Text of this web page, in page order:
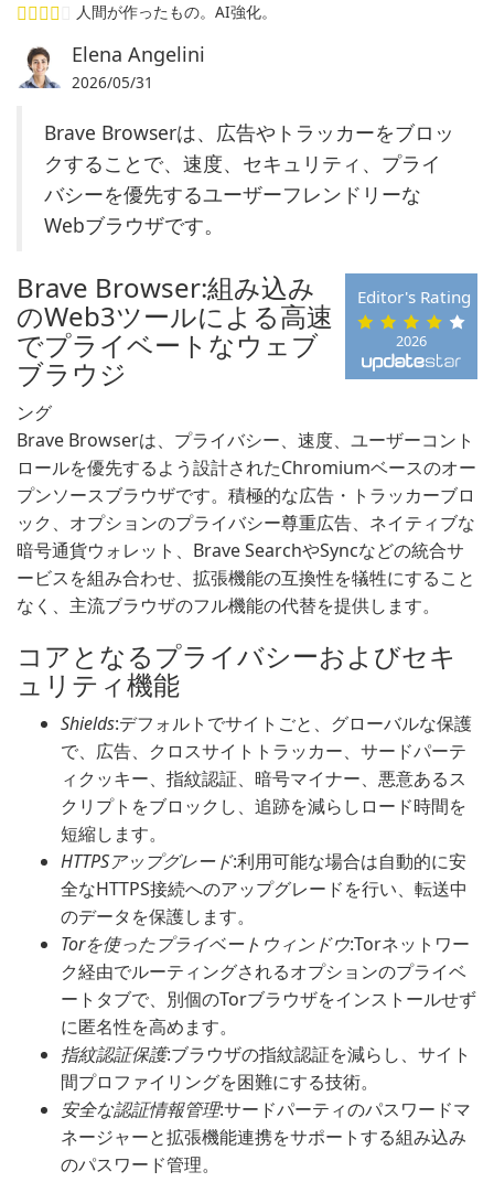
人間が作ったもの。AI強化。
Elena Angelini
2026/05/31
Brave Browserは、広告やトラッカーをブロッ
クすることで、速度、セキュリティ、プライ
バシーを優先するユーザーフレンドリーな
Webブラウザです。
2026
Editor's Rating
Brave Browser:組み込み
のWeb3ツールによる高速
でプライベートなウェブ
ブラウジ
ング
Brave Browserは、プライバシー、速度、ユーザーコント
ロールを優先するよう設計されたChromiumベースのオー
プンソースブラウザです。積極的な広告・トラッカーブロ
ック、オプションのプライバシー尊重広告、ネイティブな
暗号通貨ウォレット、Brave SearchやSyncなどの統合サ
ービスを組み合わせ、拡張機能の互換性を犠牲にすること
なく、主流ブラウザのフル機能の代替を提供します。
コアとなるプライバシーおよびセキ
ュリティ機能
Shields:デフォルトでサイトごと、グローバルな保護
で、広告、クロスサイトトラッカー、サードパーテ
ィクッキー、指紋認証、暗号マイナー、悪意あるス
クリプトをブロックし、追跡を減らしロード時間を
短縮します。
HTTPSアップグレード:利用可能な場合は自動的に安
全なHTTPS接続へのアップグレードを行い、転送中
のデータを保護します。
Torを使ったプライベートウィンドウ:Torネットワー
ク経由でルーティングされるオプションのプライベ
ートタブで、別個のTorブラウザをインストールせず
に匿名性を高めます。
指紋認証保護:ブラウザの指紋認証を減らし、サイト
間プロファイリングを困難にする技術。
安全な認証情報管理:サードパーティのパスワードマ
ネージャーと拡張機能連携をサポートする組み込み
のパスワード管理。